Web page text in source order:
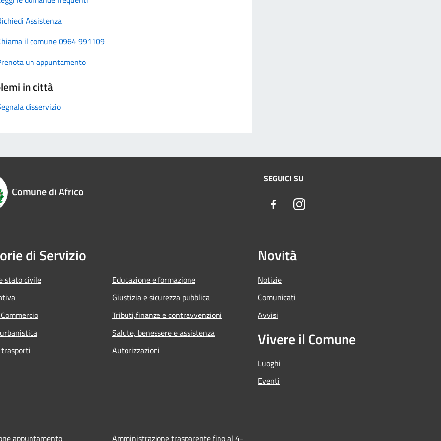
Assistenza
il comune 0964 991109
un appuntamento
in città
disservizio
Comune di Africo
SEGUICI SU
FacebookInstagram
di Servizio
stato civile
Educazione e formazione
Giustizia e sicurezza pubblica
Tributi,finanze e contravvenzioni
Salute, benessere e assistenza
Autorizzazioni
Novità
Notizie
Comunicati
Avvisi
Vivere il Comune
Luoghi
Eventi
appuntamento Amministrazione trasparente fino al 4-